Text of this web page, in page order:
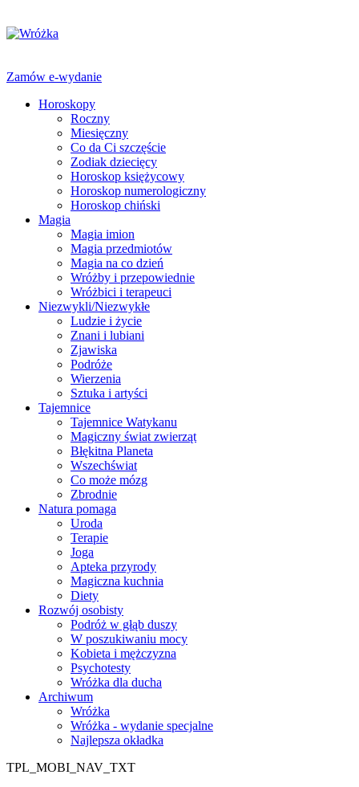
Zamów e-wydanie
Horoskopy
Roczny
Miesięczny
Co da Ci szczęście
Zodiak dziecięcy
Horoskop księżycowy
Horoskop numerologiczny
Horoskop chiński
Magia
Magia imion
Magia przedmiotów
Magia na co dzień
Wróżby i przepowiednie
Wróżbici i terapeuci
Niezwykli/Niezwykłe
Ludzie i życie
Znani i lubiani
Zjawiska
Podróże
Wierzenia
Sztuka i artyści
Tajemnice
Tajemnice Watykanu
Magiczny świat zwierząt
Błękitna Planeta
Wszechświat
Co może mózg
Zbrodnie
Natura pomaga
Uroda
Terapie
Joga
Apteka przyrody
Magiczna kuchnia
Diety
Rozwój osobisty
Podróż w głąb duszy
W poszukiwaniu mocy
Kobieta i mężczyzna
Psychotesty
Wróżka dla ducha
Archiwum
Wróżka
Wróżka - wydanie specjalne
Najlepsza okładka
TPL_MOBI_NAV_TXT